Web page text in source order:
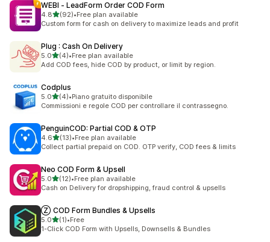
WEBI ‑ LeadForm Order COD Form
4.8เต็ม 5 ดาว
(92)
ทั้งหมด 92 รีวิว
•Free plan available
Custom form for cash on delivery to maximize leads and profit
Plug : Cash On Delivery
5.0เต็ม 5 ดาว
(4)
ทั้งหมด 4 รีวิว
•Free plan available
Add COD fees, hide COD by product, or limit by region.
Codplus
5.0เต็ม 5 ดาว
(4)
ทั้งหมด 4 รีวิว
•Piano gratuito disponibile
Commissioni e regole COD per controllare il contrassegno.
PenguinCOD: Partial COD & OTP
4.6เต็ม 5 ดาว
(13)
ทั้งหมด 13 รีวิว
•Free plan available
Collect partial prepaid on COD. OTP verify, COD fees & limits
Neo COD Form & Upsell
5.0เต็ม 5 ดาว
(12)
ทั้งหมด 12 รีวิว
•Free plan available
Cash on Delivery for dropshipping, fraud control & upsells
Ⓩ COD Form Bundles & Upsells
5.0เต็ม 5 ดาว
(1)
ทั้งหมด 1 รีวิว
•Free
1-Click COD Form with Upsells, Downsells & Bundles